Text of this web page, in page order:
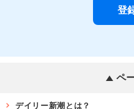
ペ
デイリー新潮とは？